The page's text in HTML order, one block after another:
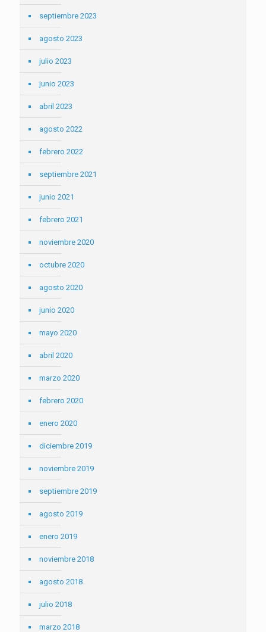
septiembre 2023
agosto 2023
julio 2023
junio 2023
abril 2023
agosto 2022
febrero 2022
septiembre 2021
junio 2021
febrero 2021
noviembre 2020
octubre 2020
agosto 2020
junio 2020
mayo 2020
abril 2020
marzo 2020
febrero 2020
enero 2020
diciembre 2019
noviembre 2019
septiembre 2019
agosto 2019
enero 2019
noviembre 2018
agosto 2018
julio 2018
marzo 2018